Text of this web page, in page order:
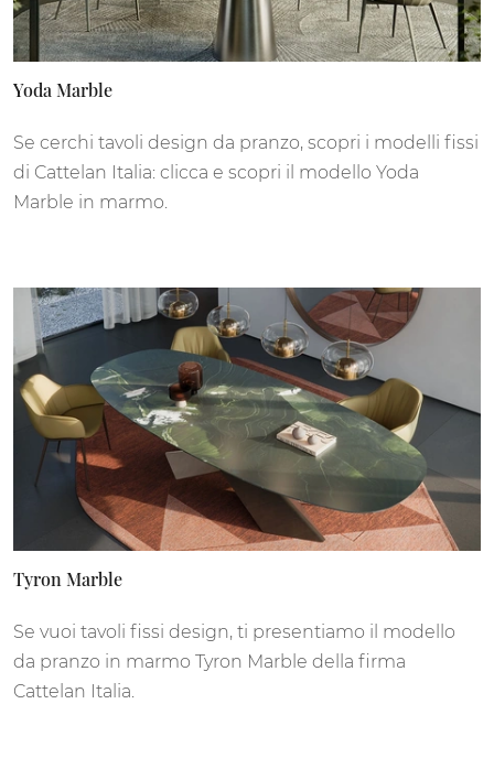
Yoda Marble
Se cerchi tavoli design da pranzo, scopri i modelli fissi
di Cattelan Italia: clicca e scopri il modello Yoda
Marble in marmo.
Tyron Marble
Se vuoi tavoli fissi design, ti presentiamo il modello
da pranzo in marmo Tyron Marble della firma
Cattelan Italia.